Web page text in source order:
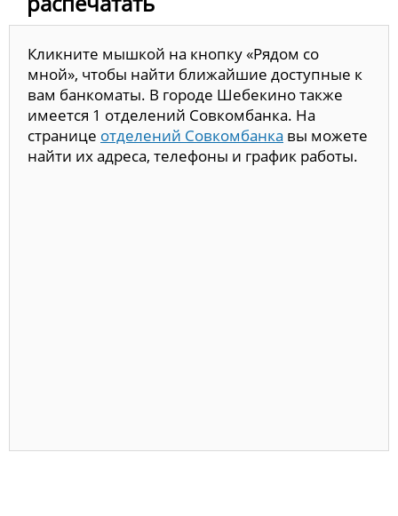
Кликните мышкой на кнопку «Рядом со
мной», чтобы найти ближайшие доступные к
вам банкоматы. В городе Шебекино также
имеется 1 отделений Совкомбанка. На
странице отделений Совкомбанка вы можете
найти их адреса, телефоны и график работы.